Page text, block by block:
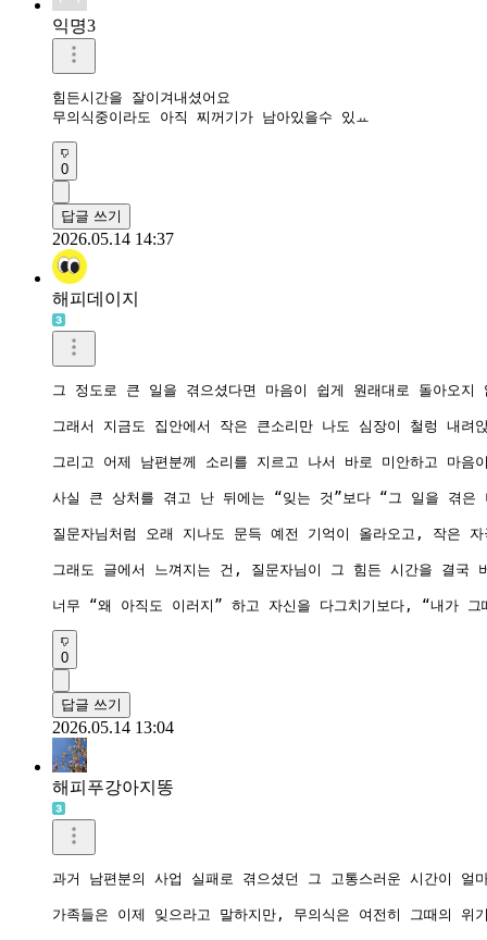
익명3
힘든시간을 잘이겨내셨어요
무의식중이라도 아직 찌꺼기가 남아있을수 있ㅛ
0
답글 쓰기
2026.05.14 14:37
해피데이지
그 정도로 큰 일을 겪으셨다면 마음이 쉽게 원래대로 돌아오
그래서 지금도 집안에서 작은 큰소리만 나도 심장이 철렁 내
그리고 어제 남편분께 소리를 지르고 나서 바로 미안하고 마
사실 큰 상처를 겪고 난 뒤에는 “잊는 것”보다 “그 일을 겪은
질문자님처럼 오래 지나도 문득 예전 기억이 올라오고, 작은
그래도 글에서 느껴지는 건, 질문자님이 그 힘든 시간을 결국
너무 “왜 아직도 이러지” 하고 자신을 다그치기보다, “내가
0
답글 쓰기
2026.05.14 13:04
해피푸강아지똥
과거 남편분의 사업 실패로 겪으셨던 그 고통스러운 시간이
가족들은 이제 잊으라고 말하지만, 무의식은 여전히 그때의